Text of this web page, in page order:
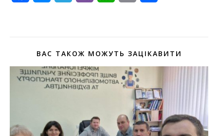
ВАС ТАКОЖ МОЖУТЬ ЗАЦІКАВИТИ